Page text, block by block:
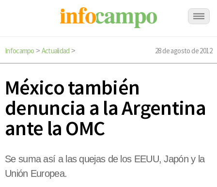
Infocampo > Actualidad > 28 de agosto de 2012
México también
denuncia a la Argentina
ante la OMC
Se suma así a las quejas de los EEUU, Japón y la
Unión Europea.